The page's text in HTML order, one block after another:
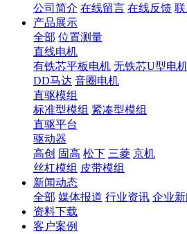
公司简介 在线留言 在线反馈
产品展示
全部 位置测量
直线电机
有铁芯平板电机 无铁芯U型电
DD马达 音圈电机
直驱模组
标准型模组 紧凑型模组
直驱平台
驱动器
高创 固高 松下 三菱 京机
丝杠模组 皮带模组
新闻动态
全部 媒体报道 行业资讯 企业新
资料下载
客户案例